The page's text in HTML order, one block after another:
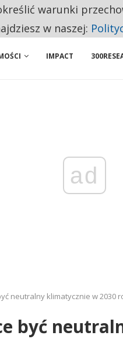
NIE ROZPOCZYNA
IMPACT
ad
neutralny klimatycznie w 2030
być
warunki
w naszej: